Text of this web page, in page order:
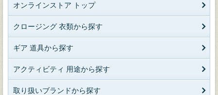
オンラインストア トップ
クロージング 衣類から探す
ギア 道具から探す
アクティビティ 用途から探す
取り扱いブランドから探す